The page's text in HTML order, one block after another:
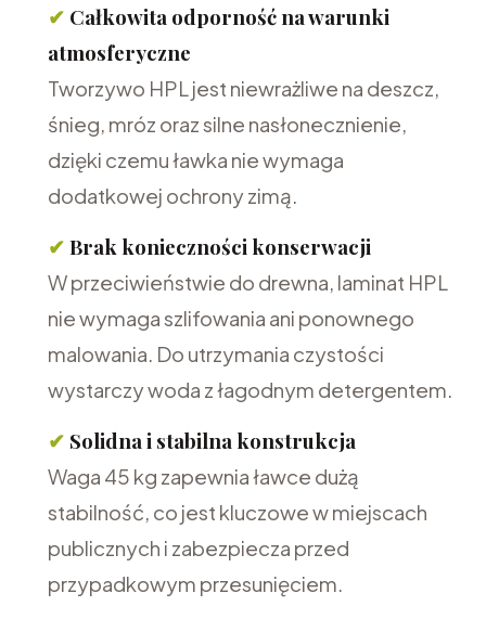
✔ Całkowita odporność na warunki
atmosferyczne
Tworzywo HPL jest niewrażliwe na deszcz,
śnieg, mróz oraz silne nasłonecznienie,
dzięki czemu ławka nie wymaga
dodatkowej ochrony zimą.
✔ Brak konieczności konserwacji
W przeciwieństwie do drewna, laminat HPL
nie wymaga szlifowania ani ponownego
malowania. Do utrzymania czystości
wystarczy woda z łagodnym detergentem.
✔ Solidna i stabilna konstrukcja
Waga 45 kg zapewnia ławce dużą
stabilność, co jest kluczowe w miejscach
publicznych i zabezpiecza przed
przypadkowym przesunięciem.